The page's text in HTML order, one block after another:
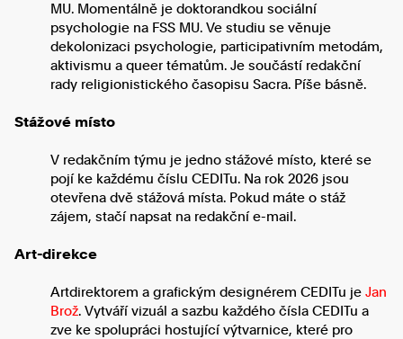
MU. Momentálně je doktorandkou sociální
psychologie na FSS MU. Ve studiu se věnuje
dekolonizaci psychologie, participativním metodám,
aktivismu a queer tématům. Je součástí redakční
rady religionistického časopisu Sacra. Píše básně.
Stážové místo
V redakčním týmu je jedno stážové místo, které se
pojí ke každému číslu CEDITu. Na rok 2026 jsou
otevřena dvě stážová místa. Pokud máte o stáž
zájem, stačí napsat na redakční e-mail.
Art-direkce
Artdirektorem a grafickým designérem CEDITu jeJan
Brož. Vytváří vizuál a sazbu každého čísla CEDITu a
zve ke spolupráci hostující výtvarnice, které pro